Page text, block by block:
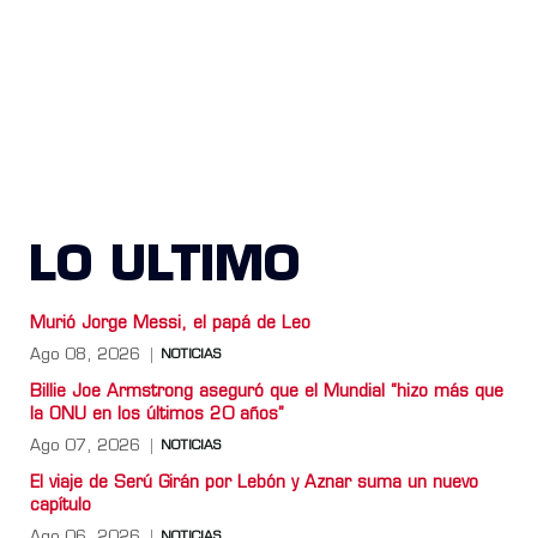
LO ULTIMO
Murió Jorge Messi, el papá de Leo
Ago 08, 2026 NOTICIAS
Billie Joe Armstrong aseguró que el Mundial “hizo más que
la ONU en los últimos 20 años”
Ago 07, 2026 NOTICIAS
El viaje de Serú Girán por Lebón y Aznar suma un nuevo
capítulo